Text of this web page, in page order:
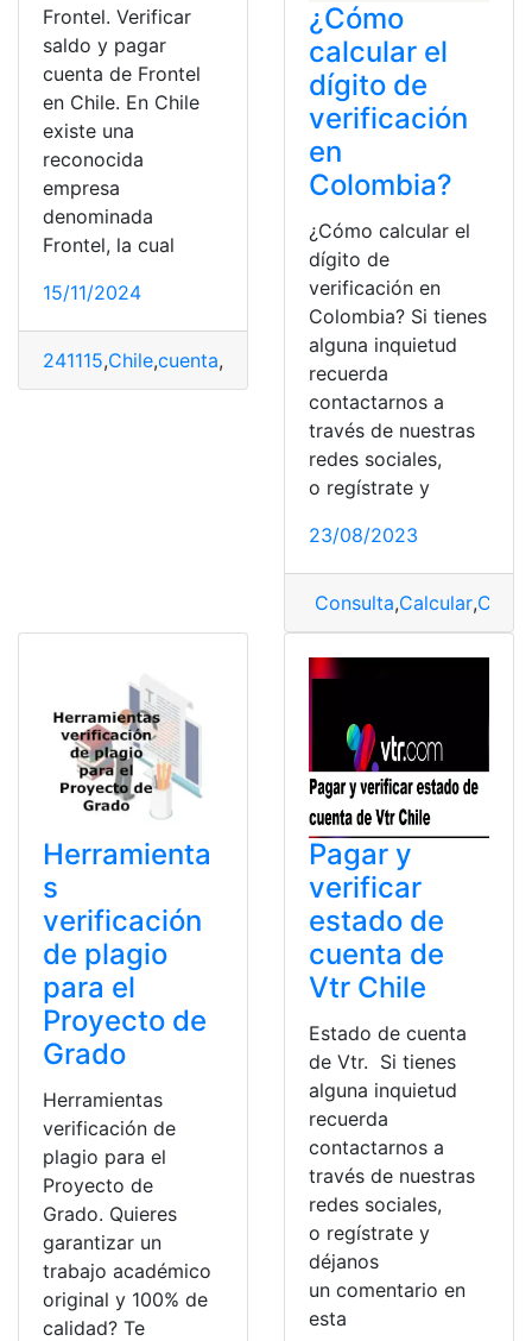
Frontel. Verificar
saldo y pagar
cuenta de Frontel
en Chile. En Chile
existe una
reconocida
empresa
denominada
Frontel, la cual
15/11/2024
241115,Chile,cuenta, Pagar saldo, verificación
¿Cómo
calcular el
dígito de
verificación
en
Colombia?
¿Cómo calcular el
dígito de
verificación en
Colombia? Si tienes
alguna inquietud
recuerda
contactarnos a
través de nuestras
redes sociales,
o regístrate y
23/08/2023
Consulta,Calcular,
Herramienta
s
verificación
de plagio
para el
Proyecto de
Grado
Herramientas
verificación de
plagio para el
Proyecto de
Grado. Quieres
garantizar un
trabajo académico
original y 100% de
calidad? Te
Pagar y
verificar
estado de
cuenta de
Vtr Chile
Estado de cuenta
de Vtr. Si tienes
alguna inquietud
recuerda
contactarnos a
través de nuestras
redes sociales,
o regístrate y
déjanos
un comentario en
esta